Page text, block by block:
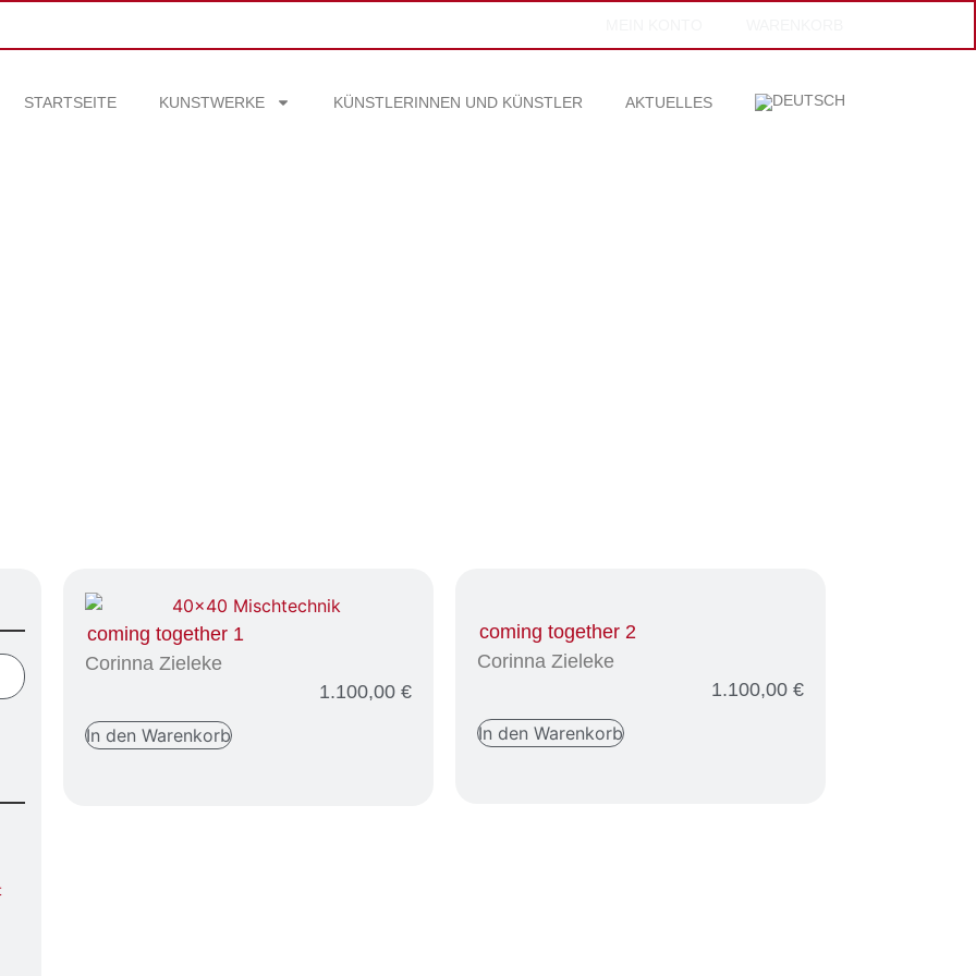
STARTSEITE KUNSTWERKE KÜNSTLERINNEN UND KÜNSTLER AKTUELLES
coming together 1
Corinna Zieleke
1.100,00 €
In den Warenkorb
coming together 2
Corinna Zieleke
1.100,00 €
In den Warenkorb